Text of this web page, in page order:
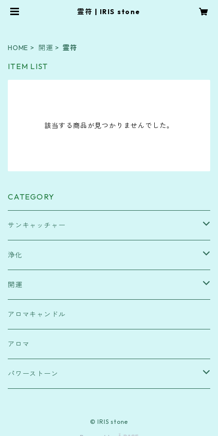
霊符 | IRIS stone
HOME 開運 霊符
ITEM LIST
該当する商品が見つかりませんでした。
CATEGORY
サンキャッチャー
緑・健康運
水色・高次元宇宙と繋がり
赤・行動力
透明・浄化
ピンク・恋愛運
浄化
塩
浄化スプレー
フラワーオブライフ
麻のしずく
開運
霊符
パワーストーンブレスレット
アロマキャンドル
アロマ
パワーストーン
© IRIS stone